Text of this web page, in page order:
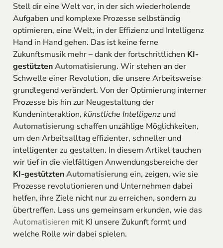
Stell dir eine Welt vor, in der sich wiederholende
Aufgaben und komplexe Prozesse selbständig
optimieren, eine Welt, in der Effizienz und Intelligenz
Hand in Hand gehen. Das ist keine ferne
Zukunftsmusik mehr – dank der fortschrittlichen KI-
gestütztenAutomatisierung. Wir stehen an der
Schwelle einer Revolution, die unsere Arbeitsweise
grundlegend verändert. Von der Optimierung interner
Prozesse bis hin zur Neugestaltung der
Kundeninteraktion, künstliche Intelligenzund
Automatisierung schaffen unzählige Möglichkeiten,
um den Arbeitsalltag effizienter, schneller und
intelligenter zu gestalten. In diesem Artikel tauchen
wir tief in die vielfältigen Anwendungsbereiche der
KI-gestütztenAutomatisierung ein, zeigen, wie sie
Prozesse revolutionieren und Unternehmen dabei
helfen, ihre Ziele nicht nur zu erreichen, sondern zu
übertreffen. Lass uns gemeinsam erkunden, wie das
Automatisieren mit KI unsere Zukunft formt und
welche Rolle wir dabei spielen.